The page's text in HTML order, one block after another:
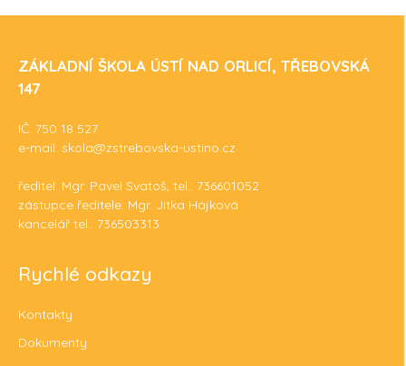
ZÁKLADNÍ ŠKOLA ÚSTÍ NAD ORLICÍ, TŘEBOVSKÁ
147
IČ: 750 18 527
e-mail: skola@zstrebovska-ustino.cz
ředitel: Mgr. Pavel Svatoš, tel.: 736601052
zástupce ředitele: Mgr. Jitka Hájková
kancelář tel.: 736503313
Rychlé odkazy
Kontakty
Dokumenty